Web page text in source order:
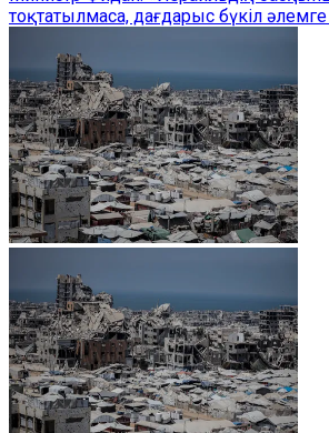
тоқтатылмаса, дағдарыс бүкіл